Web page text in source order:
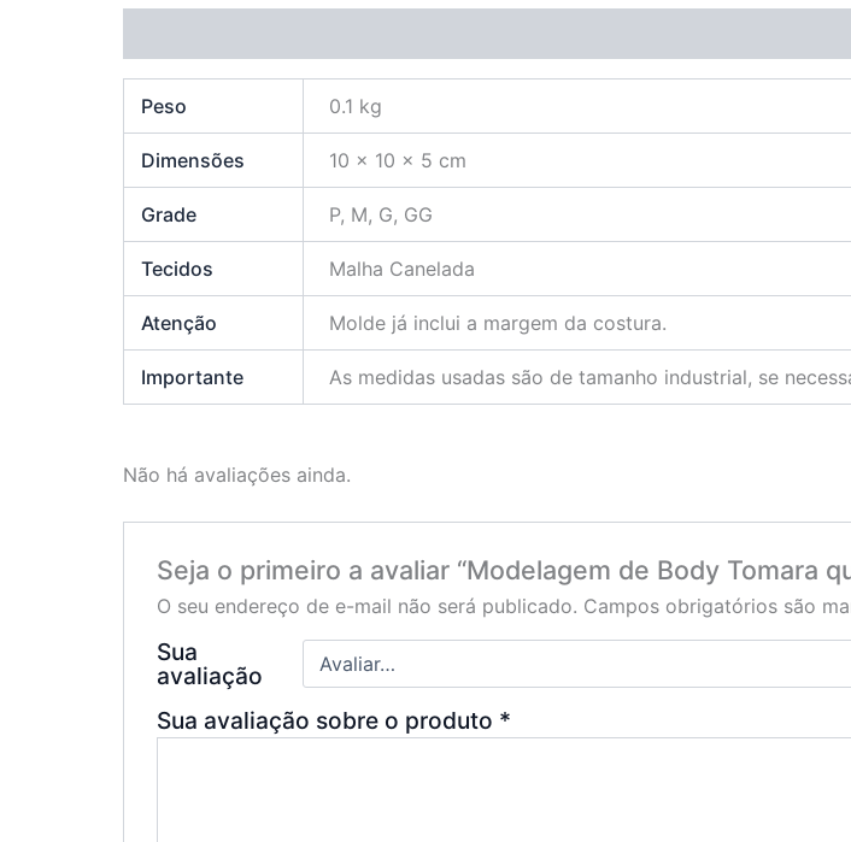
Peso 0.1 kg
Dimensões 10 × 10 × 5 cm
Grade P, M, G, GG
Tecidos Malha Canelada
Atenção Molde já inclui a margem da costura.
Importante As medidas usadas são de tamanho industrial, se
Não há avaliações ainda.
Seja o primeiro a avaliar “Modelagem de Body Tomara
O seu endereço de e-mail não será publicado. Campos obrigatórios são
Sua
avaliação
Sua avaliação sobre o produto *